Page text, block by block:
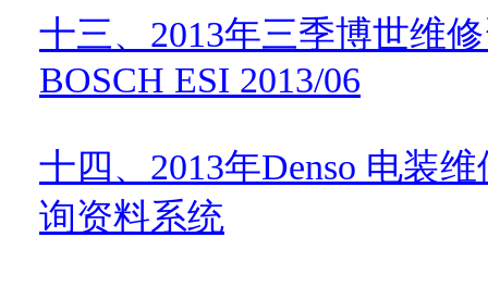
十三、 2013年三季博世维
BOSCH ESI 2013/06
十四、 2013年Denso 电装
询资料系统